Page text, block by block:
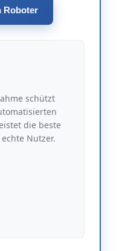
Roboter
schützt
die beste
Nutzer.